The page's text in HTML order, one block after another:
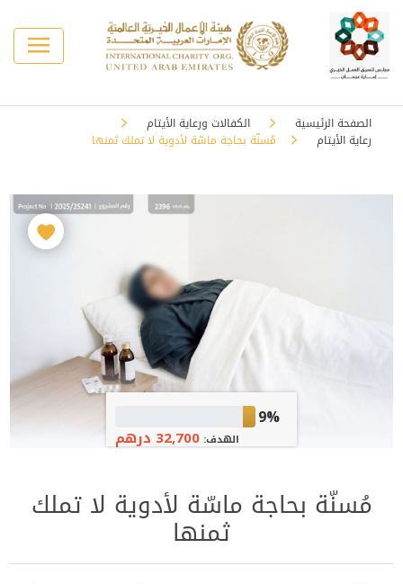
الصفحة الرئيسية
الكفالات ورعاية الأيتام
رعاية الأيتام
مُسنّة بحاجة ماسّة لأدوية لا تملك ثمنها
9%
الهدف:32,700 درهم
مُسنّة بحاجة ماسّة لأدوية لا تملك
ثمنها